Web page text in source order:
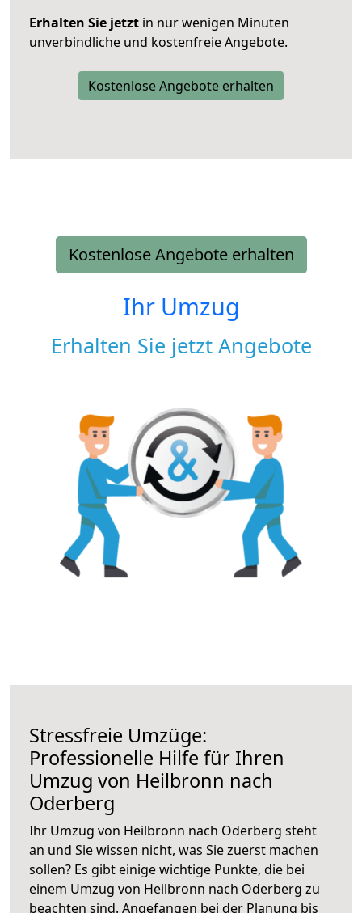
Erhalten Sie jetzt in nur wenigen Minuten
unverbindliche und kostenfreie Angebote.
Kostenlose Angebote erhalten
Kostenlose Angebote erhalten
Ihr Umzug
Erhalten Sie jetzt Angebote
Stressfreie Umzüge:
Professionelle Hilfe für Ihren
Umzug von Heilbronn nach
Oderberg
Ihr Umzug von Heilbronn nach Oderberg steht
an und Sie wissen nicht, was Sie zuerst machen
sollen? Es gibt einige wichtige Punkte, die bei
einem Umzug von Heilbronn nach Oderberg zu
beachten sind. Angefangen bei der Planung bis